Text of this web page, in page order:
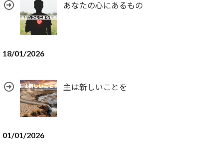
あなたの心にあるもの
18/01/2026
主は新しいことを
01/01/2026